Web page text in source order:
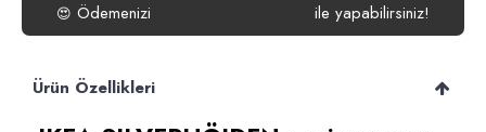
😍 Ödemenizi ile yapabilirsiniz!
Ürün Özellikleri